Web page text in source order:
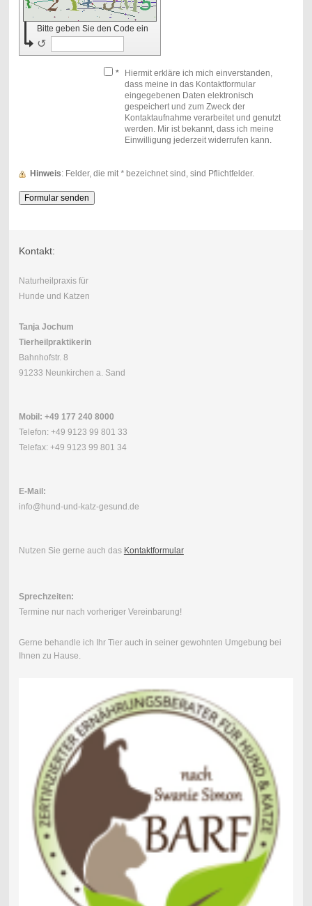
Bitte geben Sie den Code ein
↺
*
Hiermit erkläre ich mich einverstanden,
dass meine in das Kontaktformular
eingegebenen Daten elektronisch
gespeichert und zum Zweck der
Kontaktaufnahme verarbeitet und genutzt
werden. Mir ist bekannt, dass ich meine
Einwilligung jederzeit widerrufen kann.
Hinweis : Felder, die mit *bezeichnet sind, sind Pflichtfelder.
Kontakt:
Naturheilpraxis für
Hunde und Katzen
Tanja Jochum
Tierheilpraktikerin
Bahnhofstr. 8
91233 Neunkirchen a. Sand
Mobil: +49 177 240 8000
Telefon: +49 9123 99 801 33
Telefax: +49 9123 99 801 34
E-Mail:
info@hund-und-katz-gesund.de
Nutzen Sie gerne auch das Kontaktformular
Sprechzeiten:
Termine nur nach vorheriger Vereinbarung!
Gerne behandle ich Ihr Tier auch in seiner gewohnten Umgebung bei
Ihnen zu Hause.